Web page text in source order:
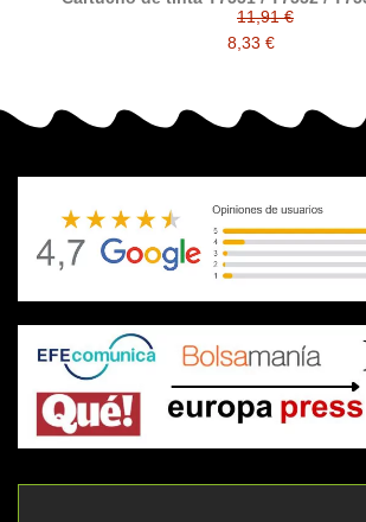
compatible a Epson C13T7551 / C13T7552 / C13T7553 /
C13T7554
11,91 €
8,33 €